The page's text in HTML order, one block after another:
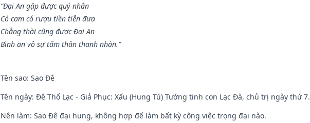
“Đại An gặp được quý nhân
Có cơm có rượu tiền tiễn đưa
Chẳng thời cũng được Đại An
Bình an vô sự tấm thân thanh nhàn.”
Tên sao: Sao Đê
Tên ngày: Đê Thổ Lạc - Giả Phục: Xấu (Hung Tú) Tướng tinh con Lạc Đà, chủ trị ngày thứ 7.
Nên làm: Sao Đê đại hung, không hợp để làm bất kỳ công việc trọng đại nào.